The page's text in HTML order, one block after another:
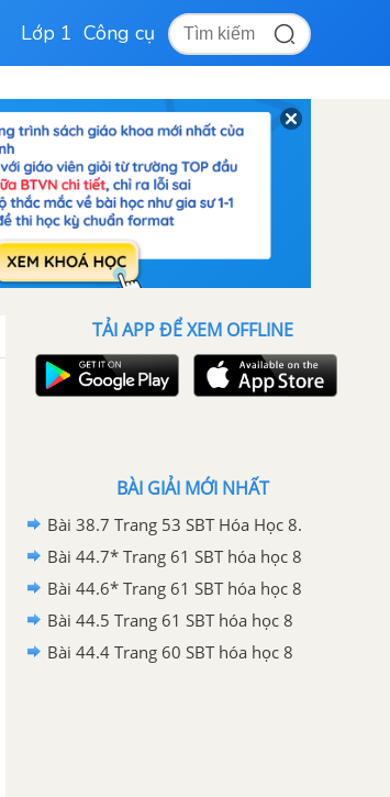
Lớp 1 Công cụ
TẢI APP ĐỂ XEM OFFLINE
BÀI GIẢI MỚI NHẤT
Bài 38.7 Trang 53 SBT Hóa Học 8.
Bài 44.7* Trang 61 SBT hóa học 8
Bài 44.6* Trang 61 SBT hóa học 8
Bài 44.5 Trang 61 SBT hóa học 8
Bài 44.4 Trang 60 SBT hóa học 8